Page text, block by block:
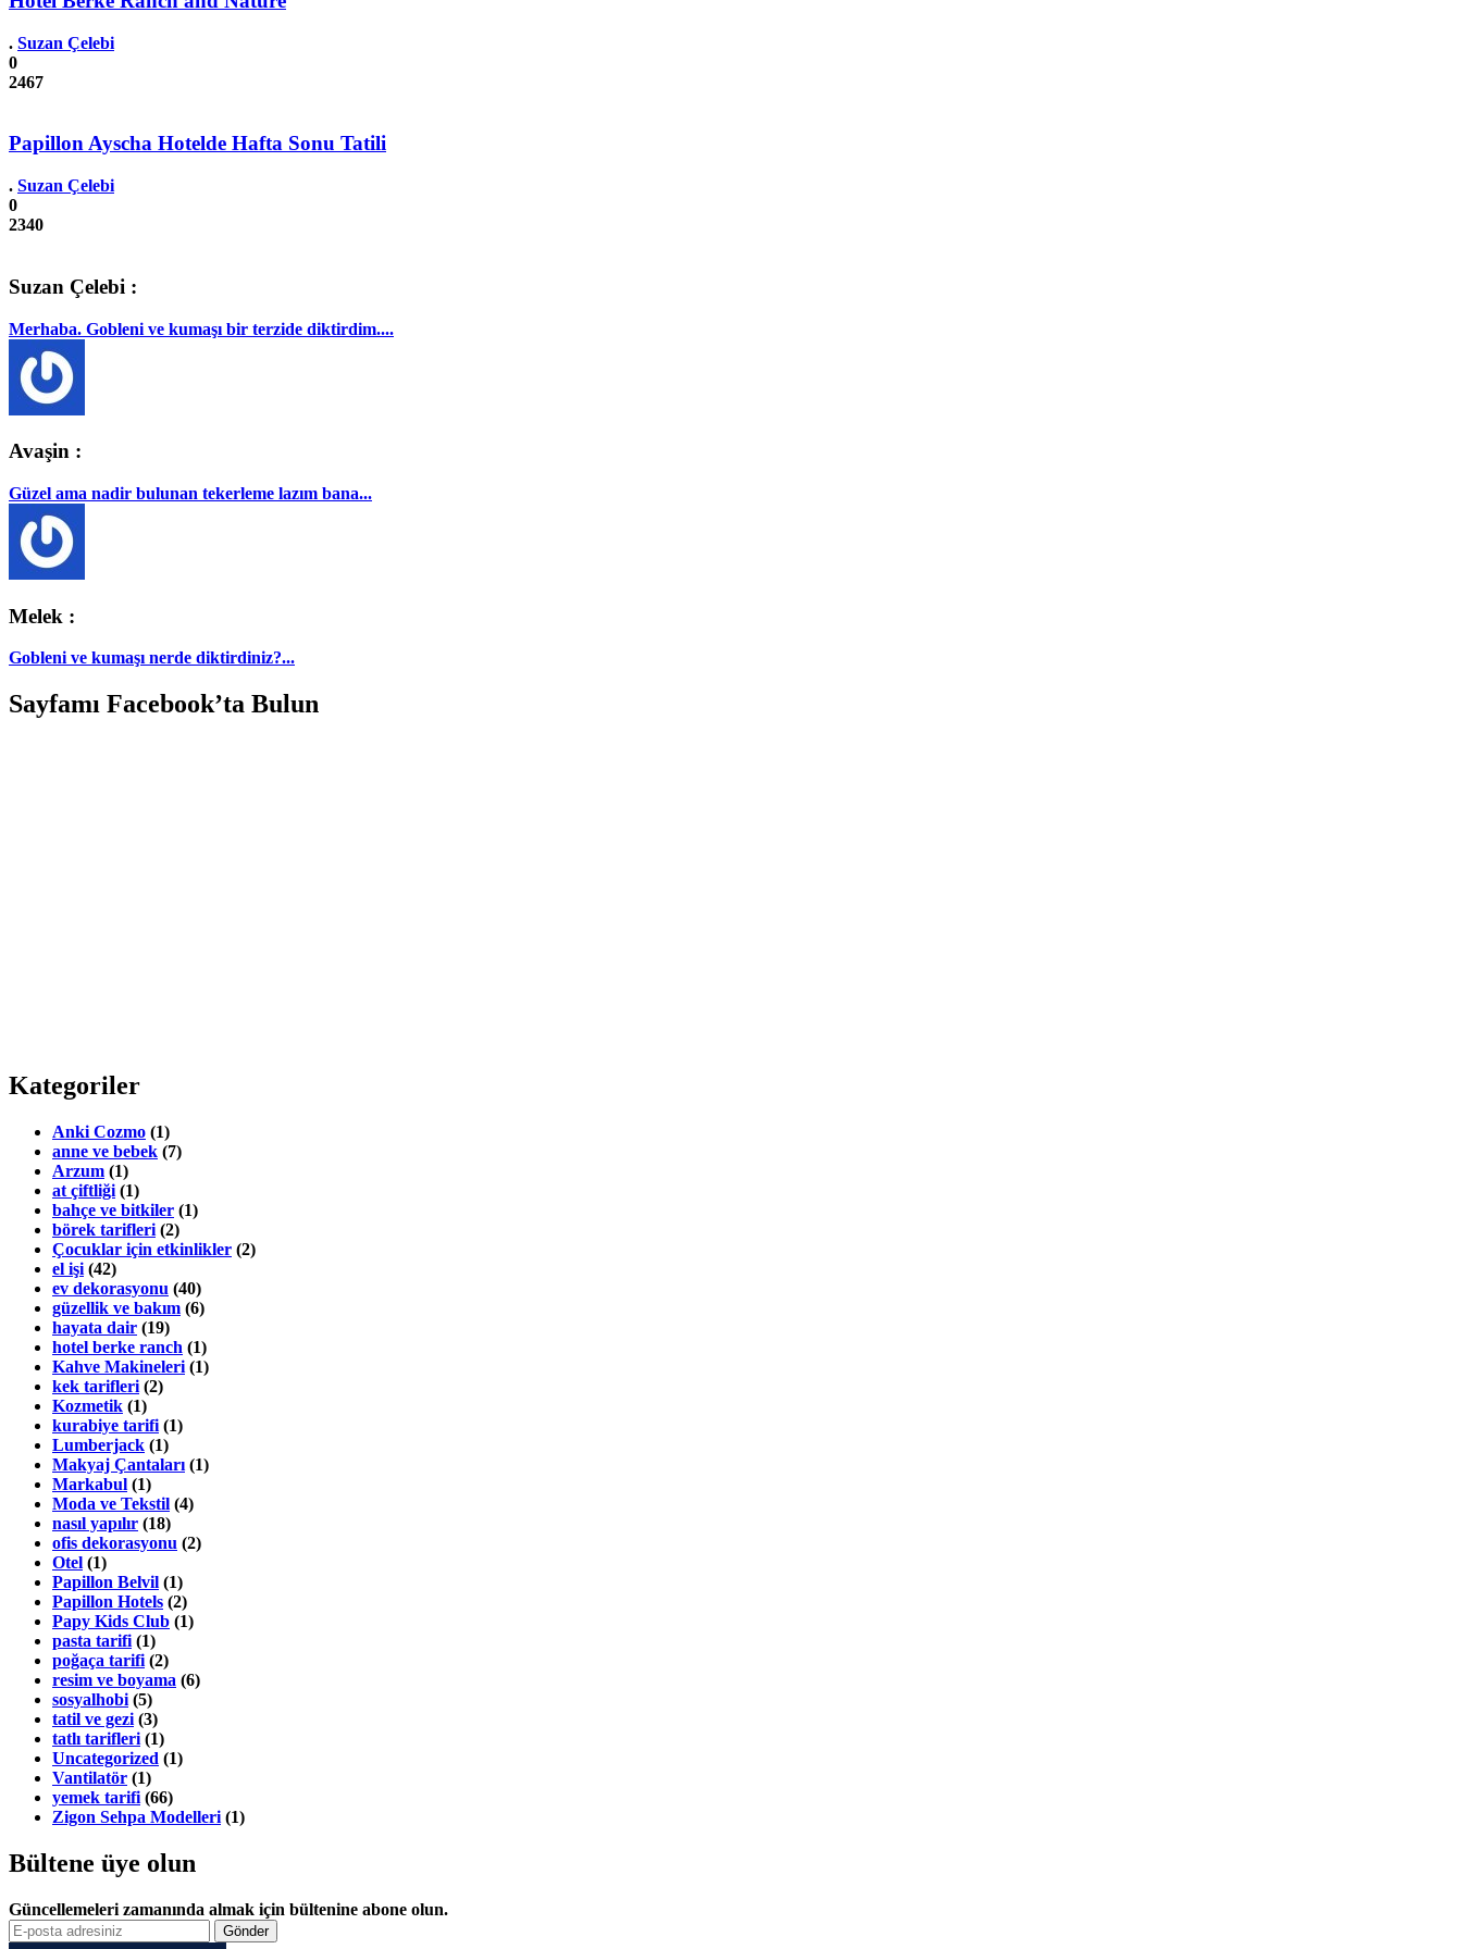
. Suzan Çelebi
0
2467
Papillon Ayscha Hotelde Hafta Sonu Tatili
. Suzan Çelebi
0
2340
Suzan Çelebi :
Merhaba. Gobleni ve kumaşı bir terzide diktirdim....
Avaşin :
Güzel ama nadir bulunan tekerleme lazım bana...
Melek :
Gobleni ve kumaşı nerde diktirdiniz?...
Sayfamı Facebook’ta Bulun
Kategoriler
Anki Cozmo (1)
anne ve bebek (7)
Arzum (1)
at çiftliği (1)
bahçe ve bitkiler (1)
börek tarifleri (2)
Çocuklar için etkinlikler (2)
el işi (42)
ev dekorasyonu (40)
güzellik ve bakım (6)
hayata dair (19)
hotel berke ranch (1)
Kahve Makineleri (1)
kek tarifleri (2)
Kozmetik (1)
kurabiye tarifi (1)
Lumberjack (1)
Makyaj Çantaları (1)
Markabul (1)
Moda ve Tekstil (4)
nasıl yapılır (18)
ofis dekorasyonu (2)
Otel (1)
Papillon Belvil (1)
Papillon Hotels (2)
Papy Kids Club (1)
pasta tarifi (1)
poğaça tarifi (2)
resim ve boyama (6)
sosyalhobi (5)
tatil ve gezi (3)
tatlı tarifleri (1)
Uncategorized (1)
Vantilatör (1)
yemek tarifi (66)
Zigon Sehpa Modelleri (1)
Bültene üye olun
Güncellemeleri zamanında almak için bültenine abone olun.